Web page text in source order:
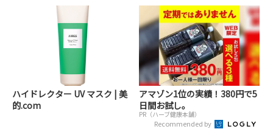
ハイドレクター UV マスク | 美
的.com
アマゾン1位の実績！380円で5
日間お試し。
PR（ハーブ健康本舗）
Recommended by